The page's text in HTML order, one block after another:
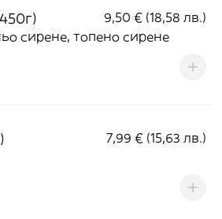
9,50 € (18,58 лв.)
сирене, топено сирене
7,99 € (15,63 лв.)